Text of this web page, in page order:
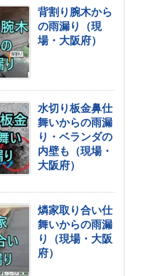
背割り腕木から
の雨漏り（現
場・大阪府）
水切り板金鼻仕
舞いからの雨漏
り・ベランダの
内壁も（現場・
大阪府）
燐家取り合い仕
舞いからの雨漏
り（現場・大阪
府）